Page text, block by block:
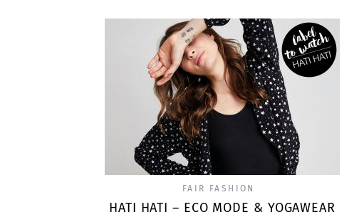
FAIR FASHION
HATI HATI – ECO MODE & YOGAWEAR